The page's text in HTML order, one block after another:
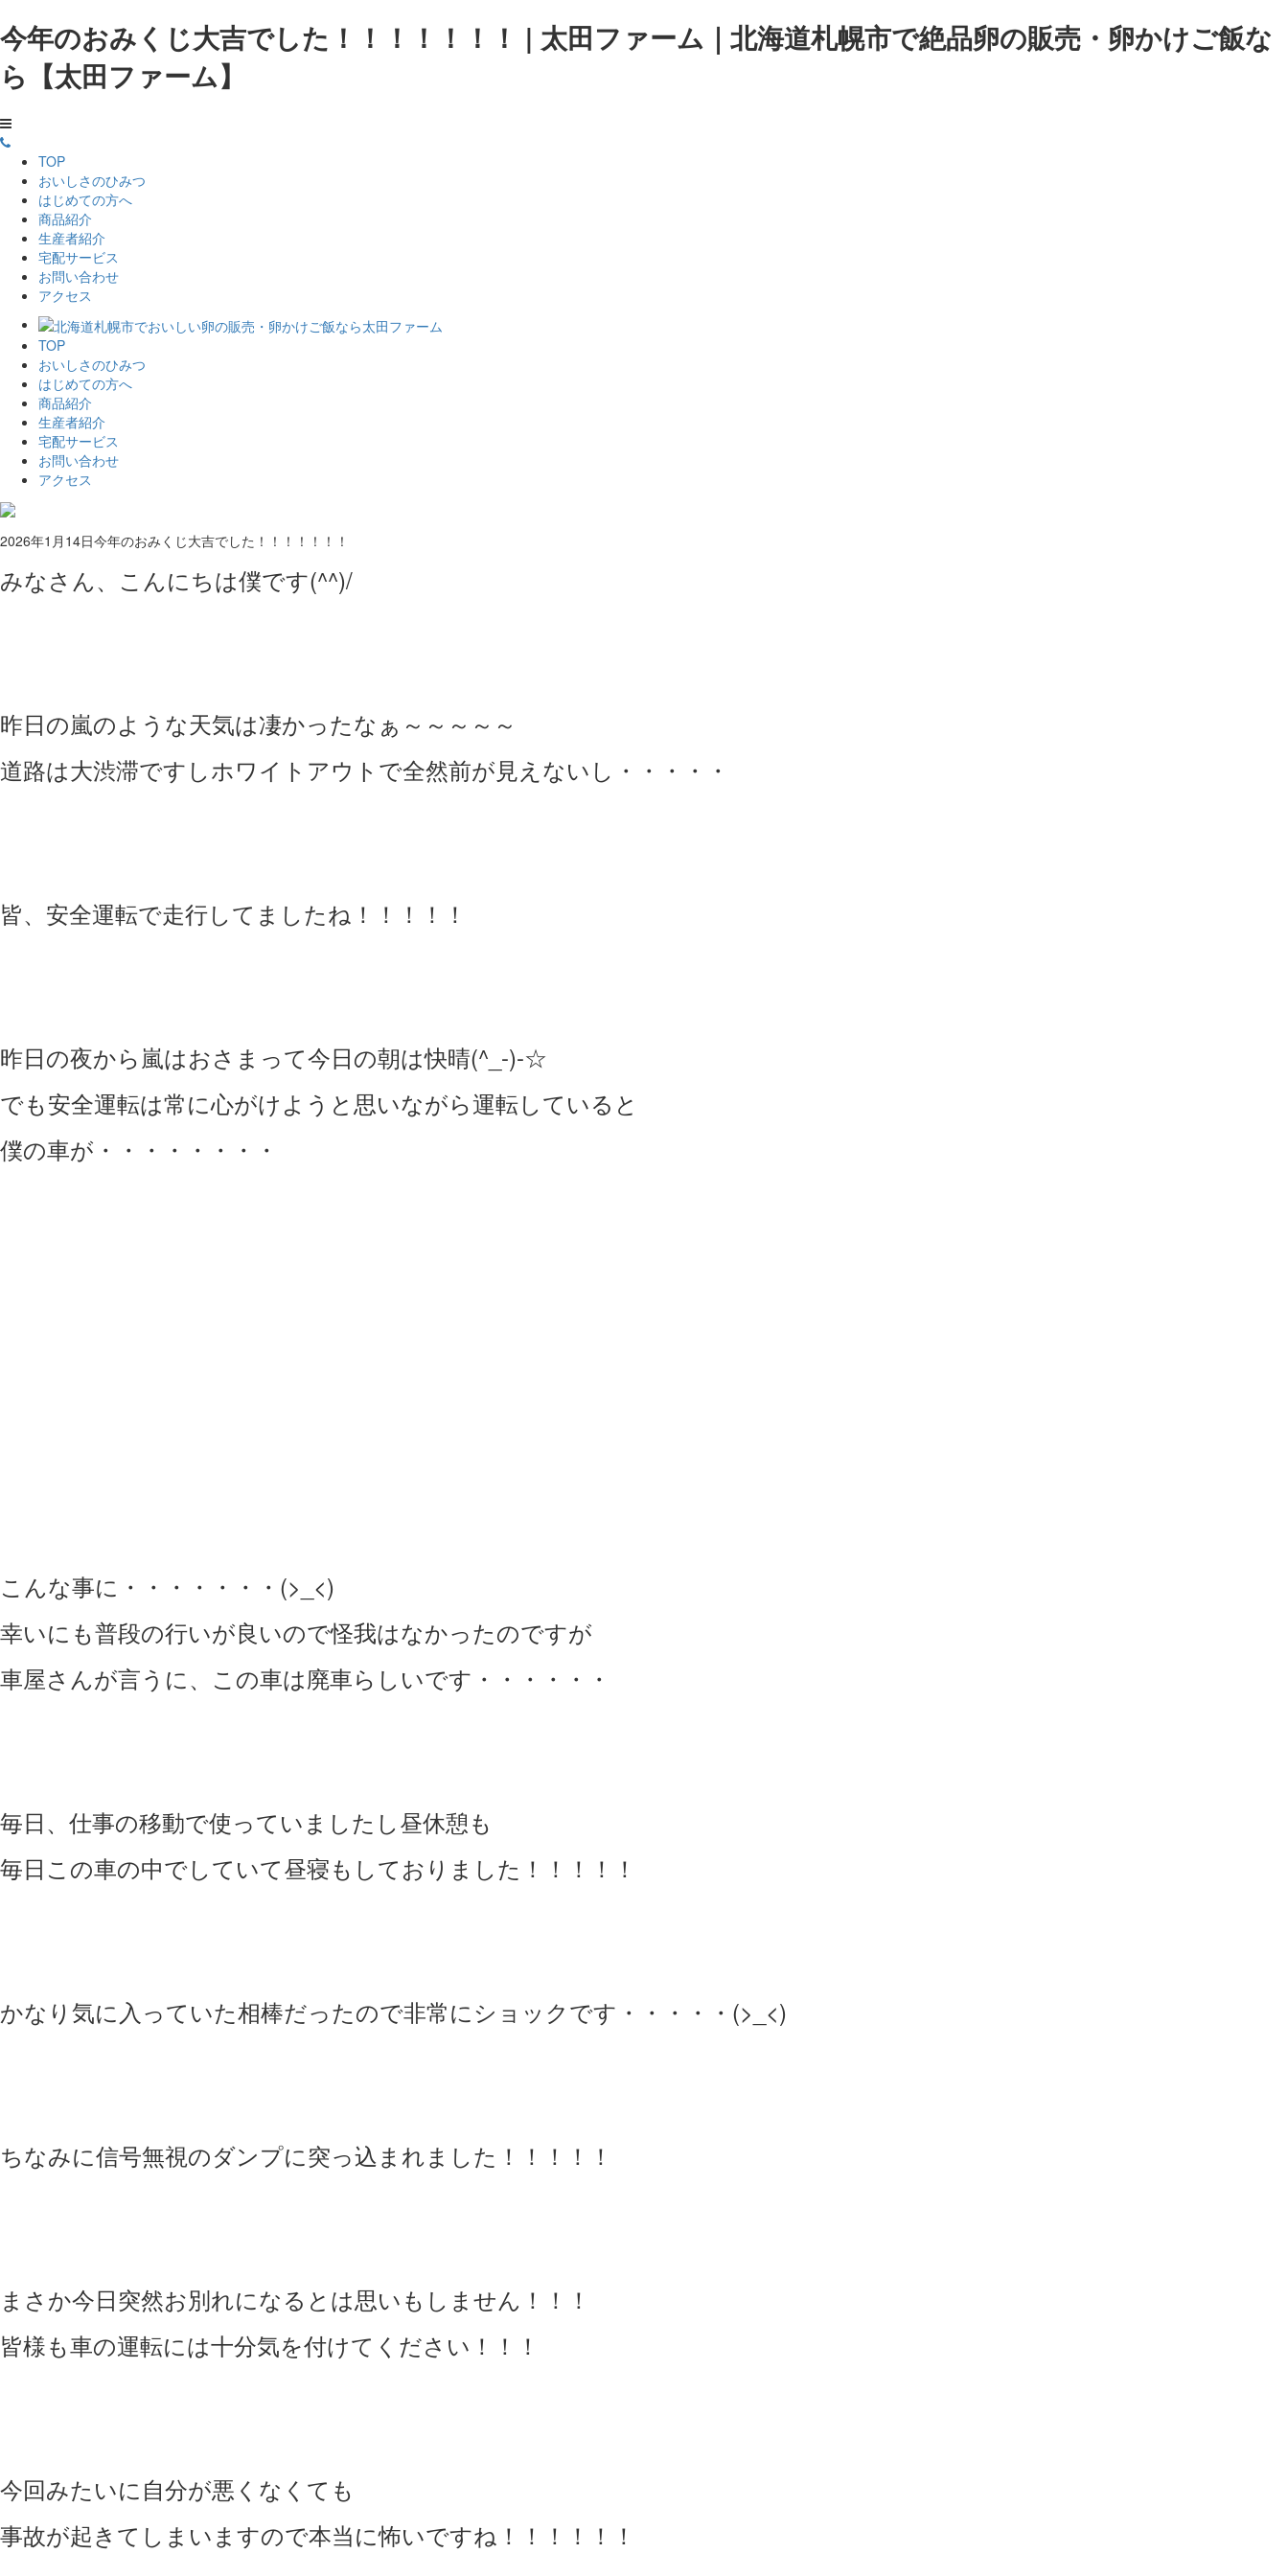
今年のおみくじ大吉でした！！！！！！！ | 太田ファーム｜北海道札幌市で絶品卵の販売・卵かけご飯な
ら【太田ファーム】
TOP
おいしさのひみつ
はじめての方へ
商品紹介
生産者紹介
宅配サービス
お問い合わせ
アクセス
TOP
おいしさのひみつ
はじめての方へ
商品紹介
生産者紹介
宅配サービス
お問い合わせ
アクセス
2026年1月14日今年のおみくじ大吉でした！！！！！！！
みなさん、こんにちは僕です(^^)/
昨日の嵐のような天気は凄かったなぁ～～～～～
道路は大渋滞ですしホワイトアウトで全然前が見えないし・・・・・
皆、安全運転で走行してましたね！！！！！
昨日の夜から嵐はおさまって今日の朝は快晴(^_-)-☆
でも安全運転は常に心がけようと思いながら運転していると
僕の車が・・・・・・・・
こんな事に・・・・・・・(>_<)
幸いにも普段の行いが良いので怪我はなかったのですが
車屋さんが言うに、この車は廃車らしいです・・・・・・
毎日、仕事の移動で使っていましたし昼休憩も
毎日この車の中でしていて昼寝もしておりました！！！！！
かなり気に入っていた相棒だったので非常にショックです・・・・・(>_<)
ちなみに信号無視のダンプに突っ込まれました！！！！！
まさか今日突然お別れになるとは思いもしません！！！
皆様も車の運転には十分気を付けてください！！！
今回みたいに自分が悪くなくても
事故が起きてしまいますので本当に怖いですね！！！！！！